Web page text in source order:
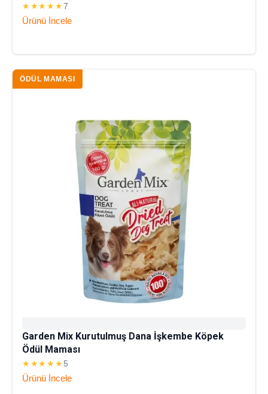
★★★★★7
Ürünü İncele
ÖDÜL MAMASI
Garden Mix Kurutulmuş Dana İşkembe Köpek
Ödül Maması
★★★★★5
Ürünü İncele